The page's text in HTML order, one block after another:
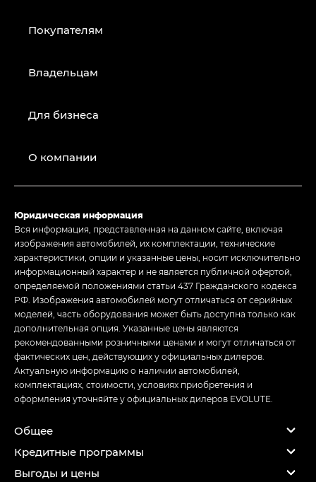
Покупателям
Владельцам
Для бизнеса
О компании
Юридическая информация
Вся информация, представленная на данном сайте, включая
изображения автомобилей, их комплектации, технические
характеристики, опции и указанные цены, носит исключительно
информационный характер и не является публичной офертой,
определяемой положениями статьи 437 Гражданского кодекса
РФ. Изображения автомобилей могут отличаться от серийных
моделей, часть оборудования может быть доступна только как
дополнительная опция. Указанные цены являются
рекомендованными розничными ценами и могут отличаться от
фактических цен, действующих у официальных дилеров.
Актуальную информацию о наличии автомобилей,
комплектациях, стоимости, условиях приобретения и
оформления уточняйте у официальных дилеров EVOLUTE.
Общее
Кредитные программы
Выгоды и цены